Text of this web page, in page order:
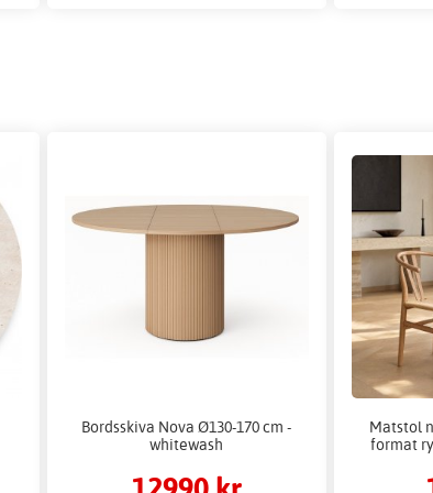
Bordsskiva Nova Ø130-170 cm -
whitewash
Matstol
format